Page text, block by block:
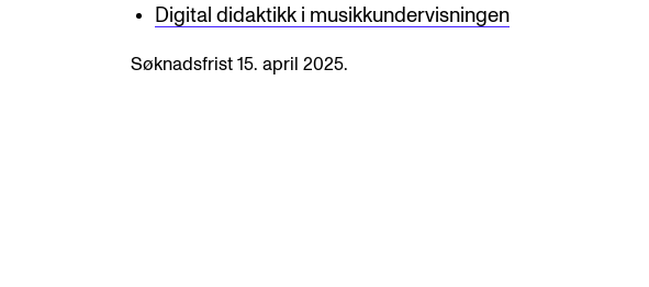
Digital didaktikk i musikkundervisningen
Søknadsfrist 15. april 2025.